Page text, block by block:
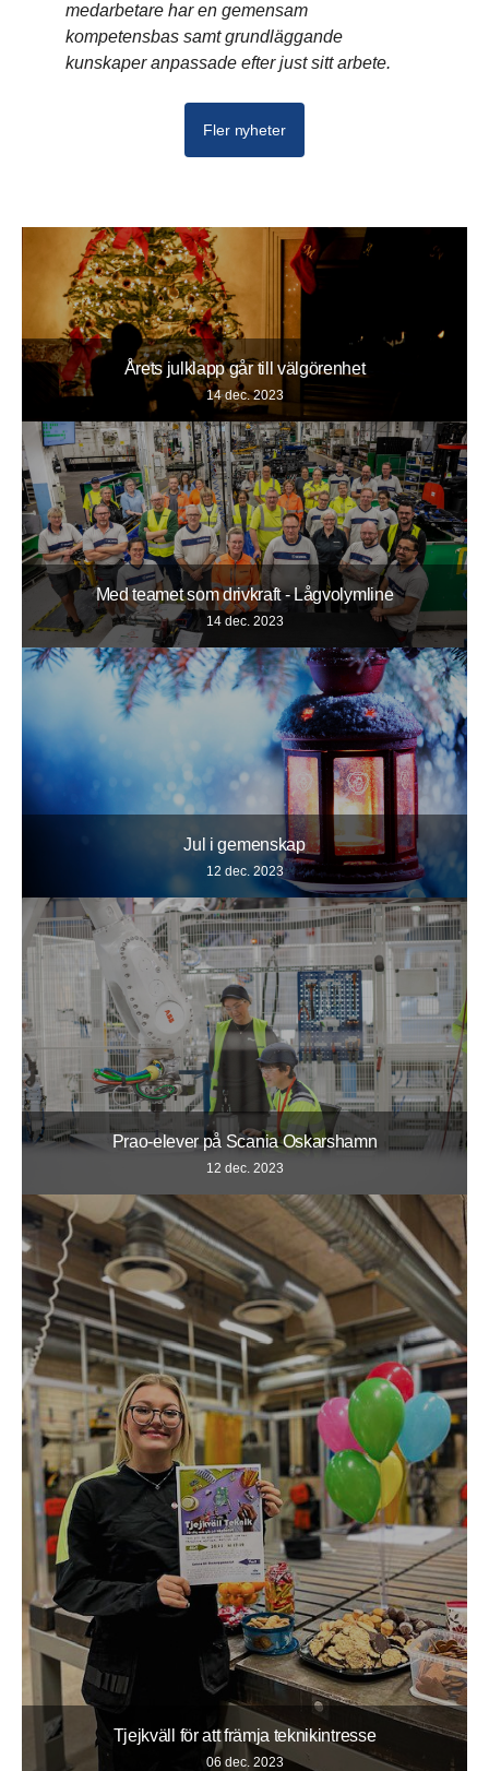
medarbetare har en gemensam
kompetensbas samt grundläggande
kunskaper anpassade efter just sitt arbete.
Fler nyheter
Årets julklapp går till välgörenhet
14 dec. 2023
Med teamet som drivkraft - Lågvolymline
14 dec. 2023
Jul i gemenskap
12 dec. 2023
Prao-elever på Scania Oskarshamn
12 dec. 2023
Tjejkväll för att främja teknikintresse
06 dec. 2023